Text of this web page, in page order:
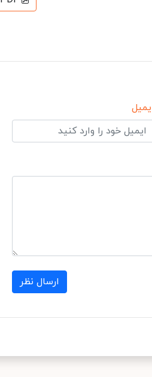
ارسال نظر